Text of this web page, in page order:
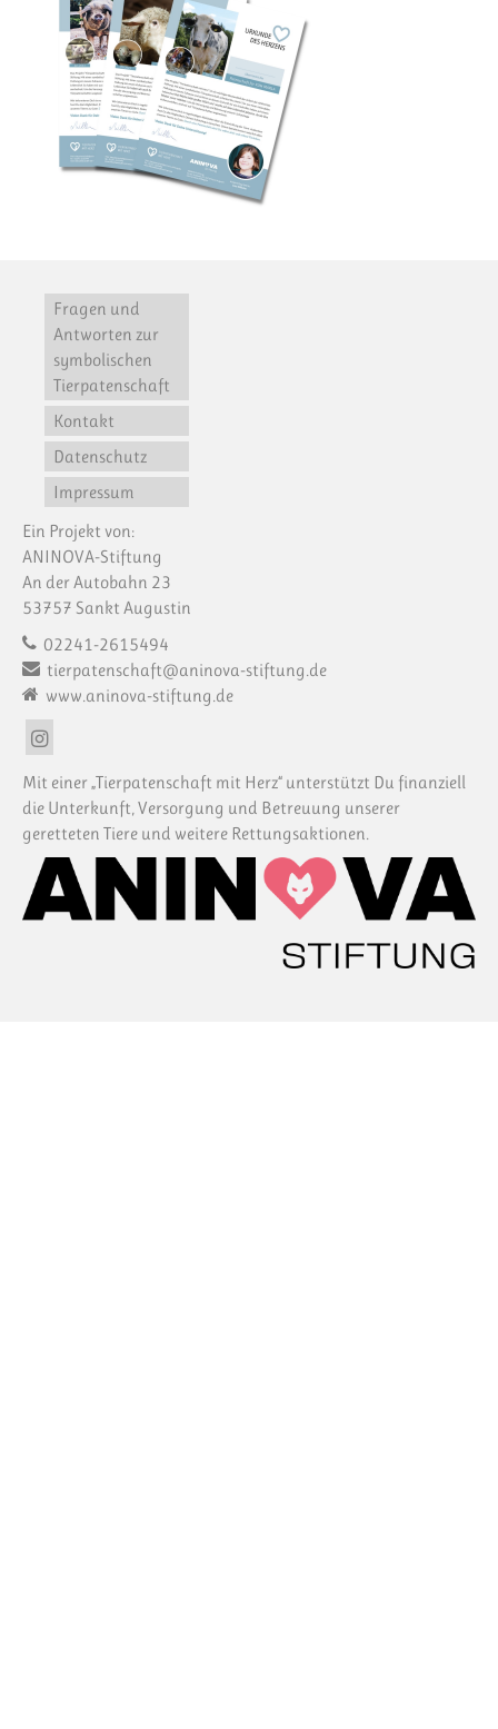
Fragen und
Antworten zur
symbolischen
Tierpatenschaft
Kontakt
Datenschutz
Impressum
Ein Projekt von:
ANINOVA-Stiftung
An der Autobahn 23
53757 Sankt Augustin
02241-2615494
tierpatenschaft@aninova-stiftung.de
www.aninova-stiftung.de
Mit einer „Tierpatenschaft mit Herz“ unterstützt Du finanziell
die Unterkunft, Versorgung und Betreuung unserer
geretteten Tiere und weitere Rettungsaktionen.